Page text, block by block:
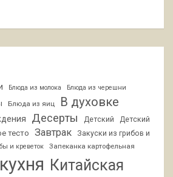
Блюда из молока Блюда из черешни
Блюда из яиц В духовке
Десерты Детский
Детский
тесто Завтрак
Закуски из грибов и
и креветок Запеканка картофельная
Китайская